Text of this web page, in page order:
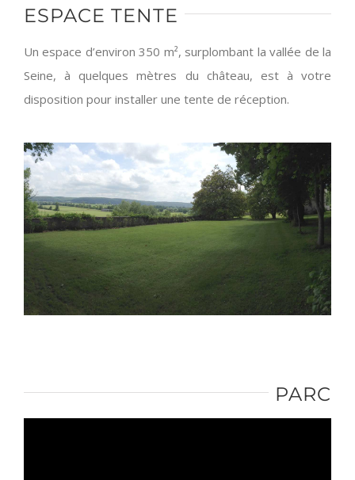
Un espace d’environ 350 m², surplombant la vallée de la
Seine, à quelques mètres du château, est à votre
disposition pour installer une tente de réception.